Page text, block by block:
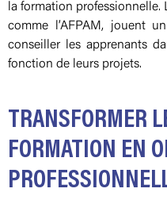
la formation professionnelle.
comme l’AFPAM, jouent
conseiller les apprenants
fonction de leurs projets.
TRANSFORMER
FORMATION EN